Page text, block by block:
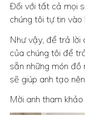
Đối với tất cả mọi
chúng tôi tự tin vào
Như vậy, để trả lời
của chúng tôi để
sẵn những món đồ
sẽ giúp anh tạo
Mời anh tham